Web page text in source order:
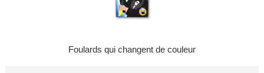
Foulards qui changent de couleur